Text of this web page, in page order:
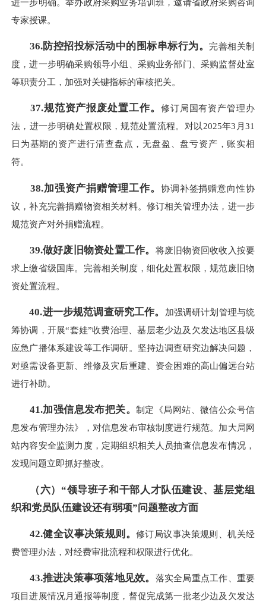
专家授课。
36.防控招投标活动中的围标串标行为。
完善相关制
度，进一步明确采购领导小组、采购业务部门、采购监督处室
等职责分工，加强对关键指标的审核把关。
37.规范资产报废处置工作。 修订局国有资产管理办
法，进一步明确处置权限，规范处置流程。对以2025年3月31
日为基期的资产进行清查盘点，无盘盈、盘亏资产，账实相
符。
38.加强资产捐赠管理工作。 协调补签捐赠意向性协
议，补充完善捐赠物资相关材料。修订相关管理办法，进一步
规范资产对外捐赠流程。
39.做好废旧物资处置工作。 将废旧物资回收收入按要
求上缴省级国库。完善相关制度，细化处置权限，规范废旧物
资处置流程。
40.进一步规范调查研究工作。
加强调研计划管理与统
筹协调，开展“套娃”收费治理、基层老少边及欠发达地区县级
应急广播体系建设等工作调研。坚持边调查研究边解决问题，
对亟需设备更新、维修及灾后重建、资金困难的高山偏远台站
进行补助。
41.加强信息发布把关。制定《局网站、微信公众号信
息发布管理办法》，对信息发布审核制度进行规范。加大局网
站内容安全监测力度，定期组织相关人员抽查信息发布情况，
发现问题立即抓好整改。
（六）“领导班子和干部人才队伍建设、基层党组
织和党员队伍建设还有弱项”问题整改方面
42.健全议事决策规则。修订局议事决策规则、机关经
费管理办法，对经费审批流程和权限进行优化。
43.推进决策事项落地见效。 落实全局重点工作、重要
项目进展情况月通报等制度，督促完成第一批老少边及欠发达